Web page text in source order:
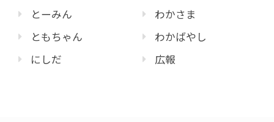
とーみん
ともちゃん
にしだ
わかさま
わかばやし
広報